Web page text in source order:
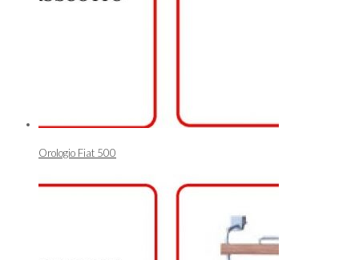
Orologio Fiat 500